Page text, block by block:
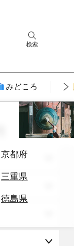
検索
みどころ
京都府
三重県
徳島県